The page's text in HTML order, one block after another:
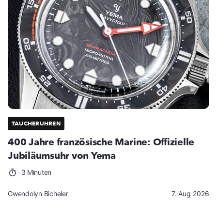
TAUCHERUHREN
400 Jahre französische Marine: Offizielle
Jubiläumsuhr von Yema
3 Minuten
Gwendolyn Bicheler 7. Aug 2026